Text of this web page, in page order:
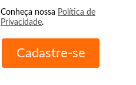
Conheça nossa Política de
Privacidade.